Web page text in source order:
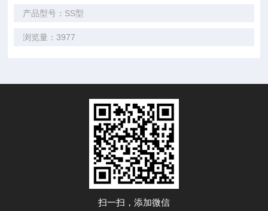
产品型号：SS型
浏览量：3977
扫一扫，添加微信